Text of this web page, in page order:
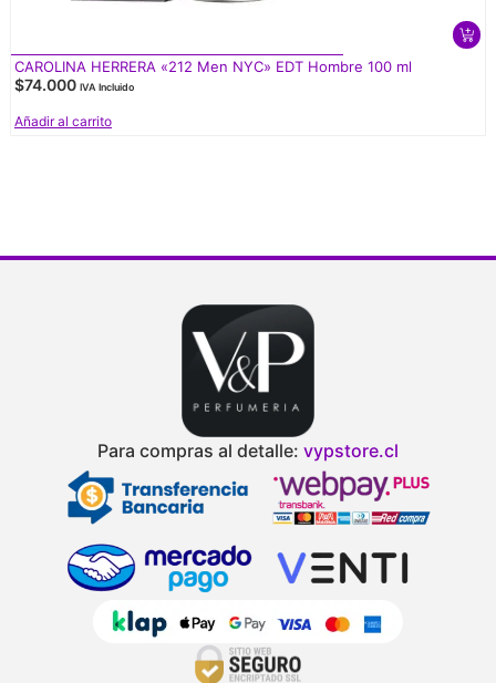
CAROLINA HERRERA «212 Men NYC» EDT Hombre 100 ml
$74.000 IVA Incluido
Añadir al carrito
Para compras al detalle: vypstore.cl